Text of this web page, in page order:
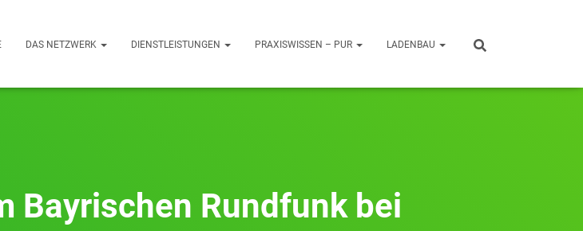
DAS NETZWERK DIENSTLEISTUNGEN PRAXISWISSEN – PUR LADENBAU
Bayrischen Rundfunk bei